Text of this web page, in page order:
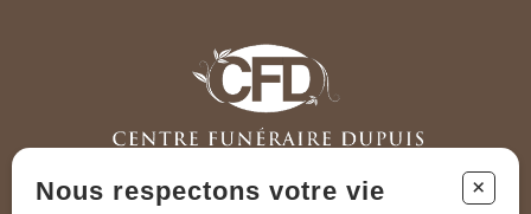
Téléphone :
819 879-2424
Courriel :info@salonsdupuis.com
Nous respectons votre vie
+